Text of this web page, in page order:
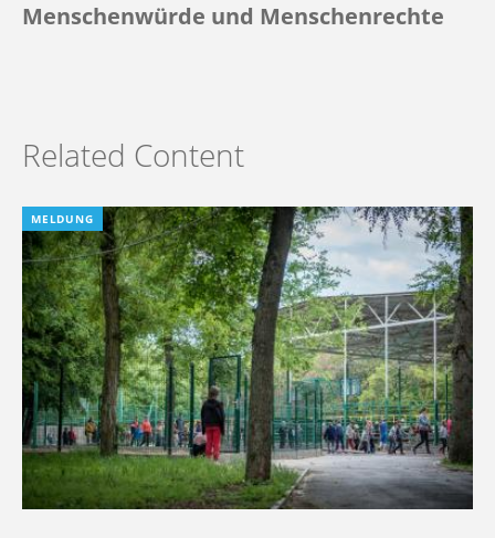
Menschenwürde und Menschenrechte
Related Content
MELDUNG